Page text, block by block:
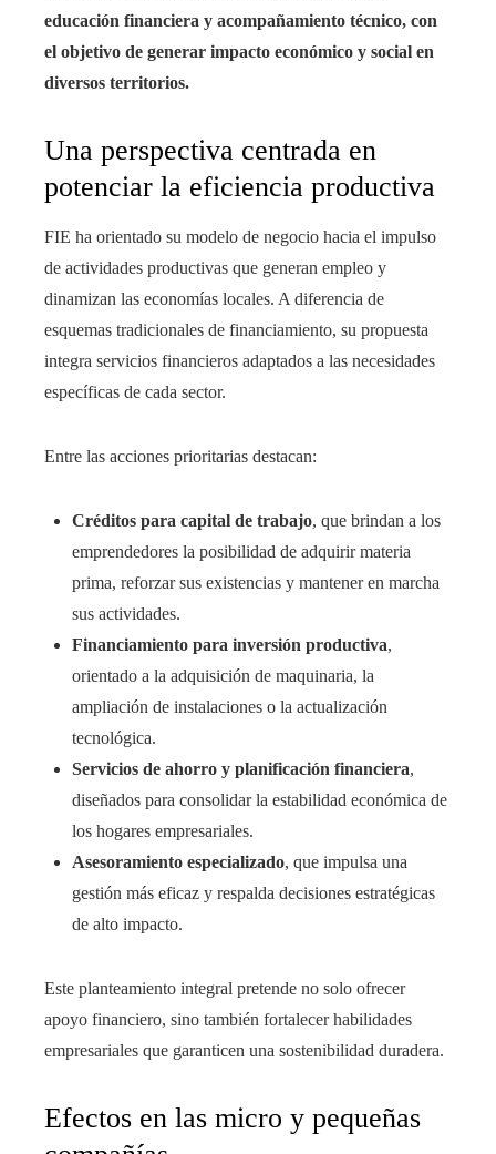
educación financiera y acompañamiento técnico, con
el objetivo de generar impacto económico y social en
diversos territorios.
Una perspectiva centrada en
potenciar la eficiencia productiva
FIE ha orientado su modelo de negocio hacia el impulso
de actividades productivas que generan empleo y
dinamizan las economías locales. A diferencia de
esquemas tradicionales de financiamiento, su propuesta
integra servicios financieros adaptados a las necesidades
específicas de cada sector.
Entre las acciones prioritarias destacan:
Créditos para capital de trabajo, que brindan a los
emprendedores la posibilidad de adquirir materia
prima, reforzar sus existencias y mantener en marcha
sus actividades.
Financiamiento para inversión productiva,
orientado a la adquisición de maquinaria, la
ampliación de instalaciones o la actualización
tecnológica.
Servicios de ahorro y planificación financiera,
diseñados para consolidar la estabilidad económica de
los hogares empresariales.
Asesoramiento especializado, que impulsa una
gestión más eficaz y respalda decisiones estratégicas
de alto impacto.
Este planteamiento integral pretende no solo ofrecer
apoyo financiero, sino también fortalecer habilidades
empresariales que garanticen una sostenibilidad duradera.
Efectos en las micro y pequeñas